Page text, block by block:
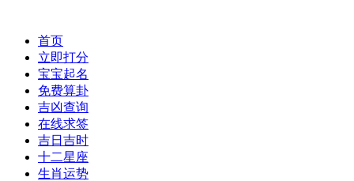
首页
立即打分
宝宝起名
免费算卦
吉凶查询
在线求签
吉日吉时
十二星座
生肖运势